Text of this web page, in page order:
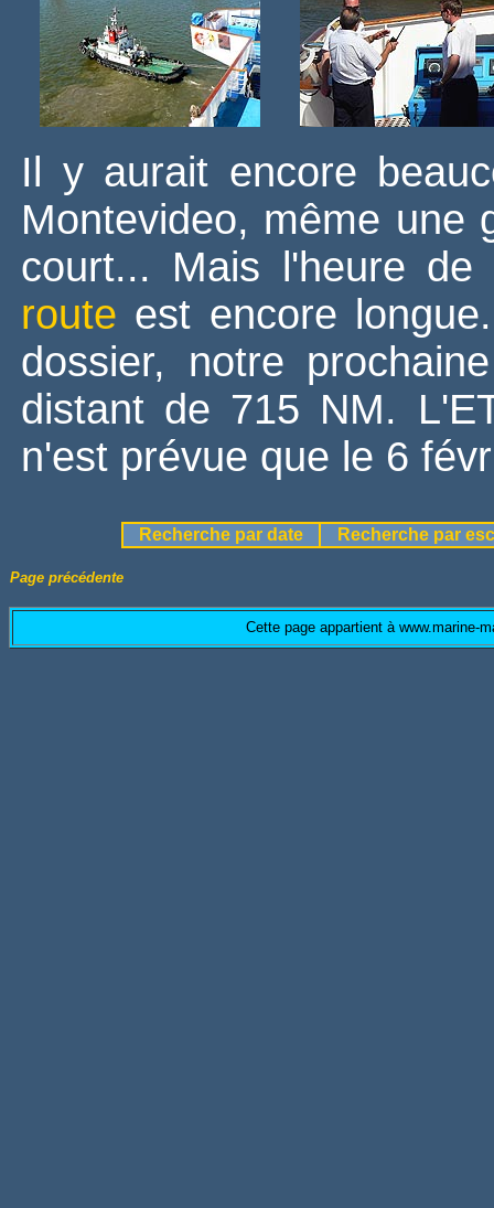
Il y aurait encore
Montevideo, même une
court... Mais l'heure de
route est encore
dossier, notre
distant de 715 NM.
n'est prévue que le 6
Recherche par date Recherche par
Page précédente
Cette page appartient à www.marine-